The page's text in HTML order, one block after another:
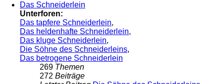
Das Schneiderlein
Unterforen:
Das tapfere Schneiderlein,
Das heldenhafte Schneiderlein,
Das kluge Schneiderlein,
Die Söhne des Schneiderleins,
Das betrogene Schneiderlein
269 Themen
272 Beiträge